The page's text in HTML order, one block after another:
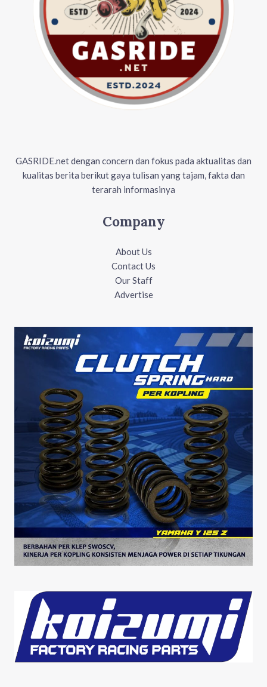
GASRIDE.net dengan concern dan fokus pada aktualitas dan
kualitas berita berikut gaya tulisan yang tajam, fakta dan
terarah informasinya
Company
About Us
Contact Us
Our Staff
Advertise